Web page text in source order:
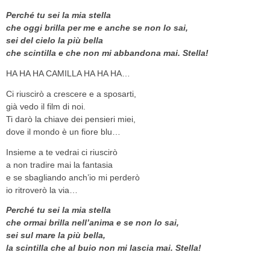
Perché tu sei la mia stella
che oggi brilla per me e anche se non lo sai,
sei del cielo la più bella
che scintilla e che non mi abbandona mai. Stella!
HA HA HA CAMILLA HA HA HA…
Ci riuscirò a crescere e a sposarti,
già vedo il film di noi.
Ti darò la chiave dei pensieri miei,
dove il mondo è un fiore blu…
Insieme a te vedrai ci riuscirò
a non tradire mai la fantasia
e se sbagliando anch’io mi perderò
io ritroverò la via…
Perché tu sei la mia stella
che ormai brilla nell’anima e se non lo sai,
sei sul mare la più bella,
la scintilla che al buio non mi lascia mai. Stella!